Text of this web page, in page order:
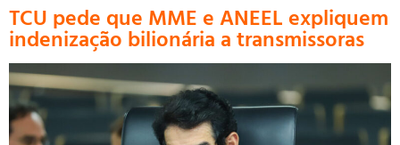
TCU pede que MME e ANEEL expliquem
indenização bilionária a transmissoras